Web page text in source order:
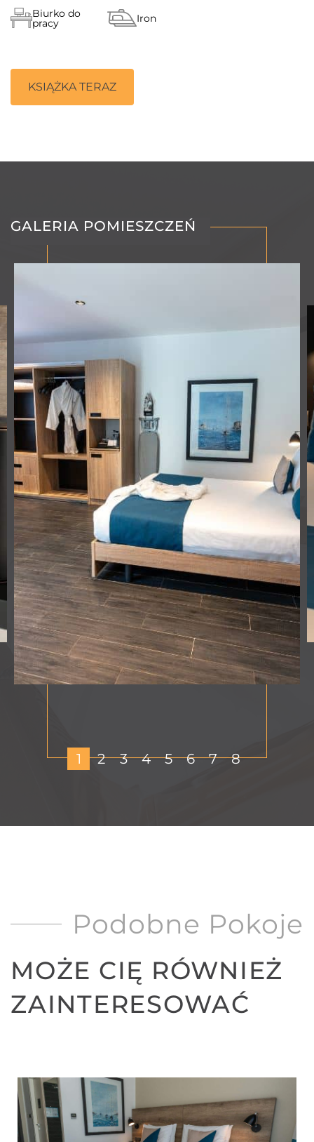
Biurko do
pracy Iron
KSIĄŻKA TERAZ
GALERIA POMIESZCZEŃ
1 2 3 4 5 6 7 8
Podobne Pokoje
MOŻE CIĘ RÓWNIEŻ
ZAINTERESOWAĆ